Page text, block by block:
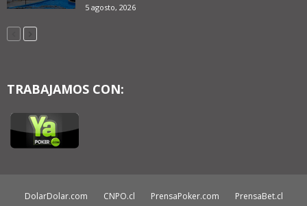
5 agosto, 2026
TRABAJAMOS CON:
DolarDolar.com CNPO.cl PrensaPoker.com
PrensaBet.cl